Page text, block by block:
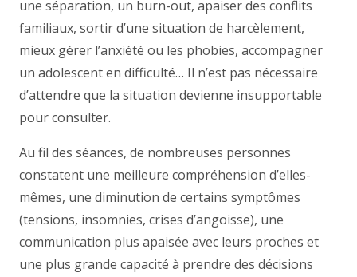
une séparation, un burn-out, apaiser des conflits
familiaux, sortir d’une situation de harcèlement,
mieux gérer l’anxiété ou les phobies, accompagner
un adolescent en difficulté… Il n’est pas nécessaire
d’attendre que la situation devienne insupportable
pour consulter.
Au fil des séances, de nombreuses personnes
constatent une meilleure compréhension d’elles-
mêmes, une diminution de certains symptômes
(tensions, insomnies, crises d’angoisse), une
communication plus apaisée avec leurs proches et
une plus grande capacité à prendre des décisions